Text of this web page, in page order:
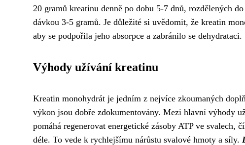
20 gramů kreatinu denně po dobu 5-7 dnů, rozdělených
dávkou 3-5 gramů. Je důležité si uvědomit, že kreatin
aby se podpořila jeho absorpce a zabránilo se dehydrataci.
Výhody užívání kreatinu
Kreatin monohydrát je jedním z nejvíce zkoumaných
výkon jsou dobře zdokumentovány. Mezi hlavní výhody
pomáhá regenerovat energetické zásoby ATP ve
déle. To vede k rychlejšímu nárůstu svalové hmoty a síly.